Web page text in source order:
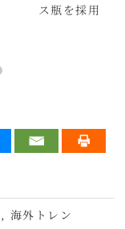
ス瓶を採用
, 海外トレン